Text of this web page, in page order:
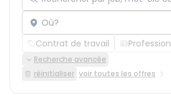
Localisation
Contrat de travail Profession
Recherche avancée
réinitialiser voir toutes les offres